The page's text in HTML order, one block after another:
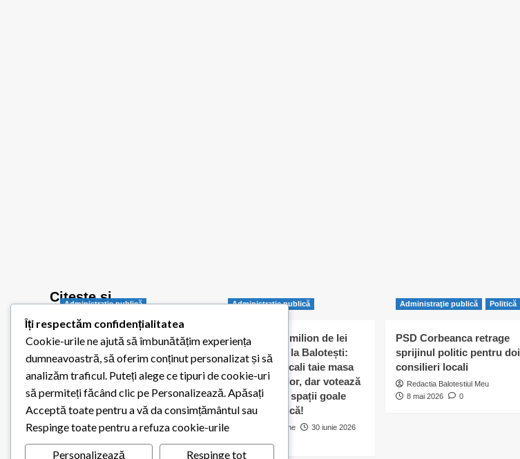
Citește și…
Administraţie publică
Balotești pornește
digitalizarea administrației
publice locale
Redactia Balotestiul Meu
26 iulie 2026
0
Administraţie publică
Jumătate de milion de lei
dați „în orb” la Balotești:
Consilierii locali taie masa
caldă a elevilor, dar votează
contracte cu spații goale
pentru biserică!
Cosmin Matache
30 iunie 2026
Administraţie publică Politică
PSD Corbeanca retrage
sprijinul politic pentru doi
consilieri locali
Redactia Balotestiul Meu
8 mai 2026
0
Îți respectăm confidențialitatea
Cookie-urile ne ajută să îmbunătățim experiența
dumneavoastră, să oferim conținut personalizat și să
analizăm traficul. Puteți alege ce tipuri de cookie-uri
să permiteți făcând clic pe Personalizează. Apăsați
Acceptă toate pentru a vă da consimțământul sau
Respinge toate pentru a refuza cookie-urile
Personalizează Respinge tot